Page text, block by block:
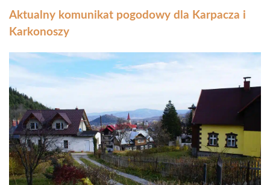
Aktualny komunikat pogodowy dla Karpacza i
Karkonoszy